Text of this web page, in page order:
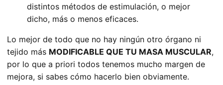
distintos métodos de estimulación, o mejor
dicho, más o menos eficaces.
Lo mejor de todo que no hay ningún otro órgano ni
tejido más MODIFICABLE QUE TU MASA MUSCULAR,
por lo que a priori todos tenemos mucho margen de
mejora, si sabes cómo hacerlo bien obviamente.